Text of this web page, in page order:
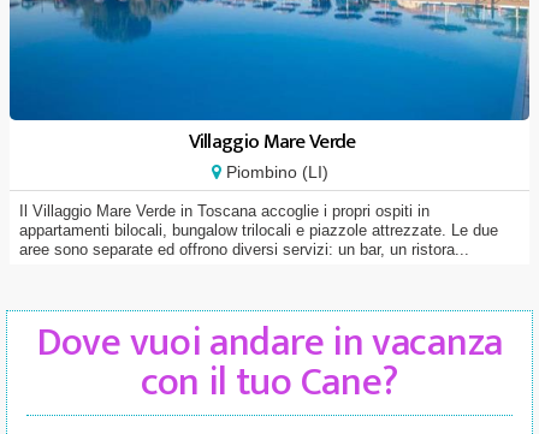
Villaggio Mare Verde
Piombino (LI)
Il Villaggio Mare Verde in Toscana accoglie i propri ospiti in
appartamenti bilocali, bungalow trilocali e piazzole attrezzate. Le due
aree sono separate ed offrono diversi servizi: un bar, un ristora...
Dove vuoi andare in vacanza
con il tuo Cane?